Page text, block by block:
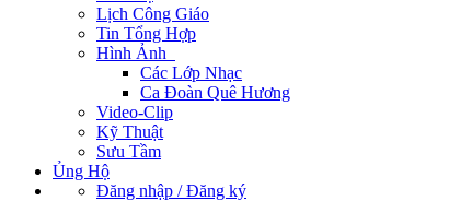
Lịch Công Giáo
Tin Tổng Hợp
Hình Ảnh
Các Lớp Nhạc
Ca Đoàn Quê Hương
Video-Clip
Kỹ Thuật
Sưu Tầm
Ủng Hộ
Đăng nhập / Đăng ký